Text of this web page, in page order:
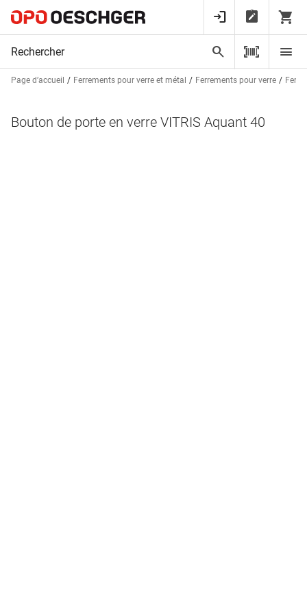
Page d’accueil Ferrements pour verre et métal Ferrements pour verre
Bouton de porte en verre VITRIS Aquant 40